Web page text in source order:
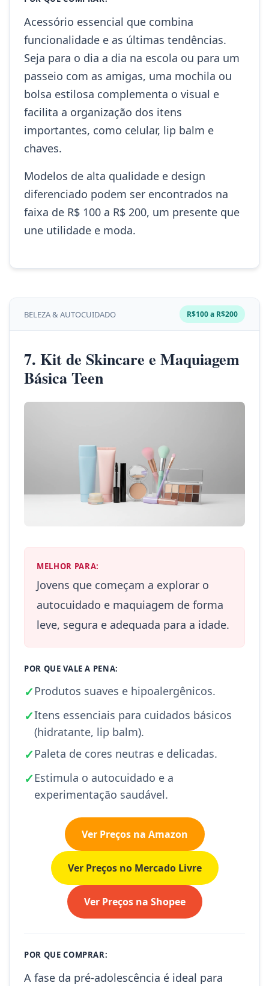
Acessório essencial que combina
funcionalidade e as últimas tendências.
Seja para o dia a dia na escola ou para um
passeio com as amigas, uma mochila ou
bolsa estilosa complementa o visual e
facilita a organização dos itens
importantes, como celular, lip balm e
chaves.
Modelos de alta qualidade e design
diferenciado podem ser encontrados na
faixa de R$ 100 a R$ 200, um presente que
une utilidade e moda.
BELEZA & AUTOCUIDADO R$100 a R$200
7. Kit de Skincare e Maquiagem
Básica Teen
MELHOR PARA:
Jovens que começam a explorar o
autocuidado e maquiagem de forma
leve, segura e adequada para a idade.
POR QUE VALE A PENA:
✓Produtos suaves e hipoalergênicos.
✓Itens essenciais para cuidados básicos
(hidratante, lip balm).
✓Paleta de cores neutras e delicadas.
✓Estimula o autocuidado e a
experimentação saudável.
Ver Preços na Amazon
Ver Preços no Mercado Livre
Ver Preços na Shopee
POR QUE COMPRAR:
A fase da pré-adolescência é ideal para